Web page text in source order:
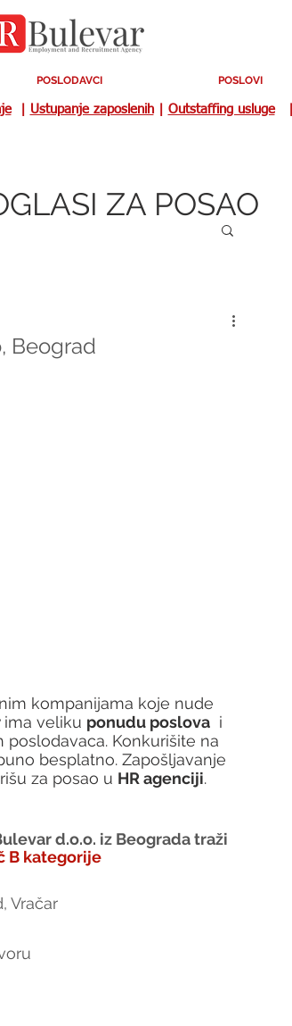
POSLODAVCI POSLOVI
| Ustupanje zaposlenih| Outstaffing usluge|
ZA POSAO
Beograd
kompanijama koje nude
ima veliku ponudu poslova
  i
poslodavaca. Konkurišite na
besplatno. Zapošljavanje
za posao u HR agenciji.
d.o.o. iz Beograda traži
B kategorije
Vračar